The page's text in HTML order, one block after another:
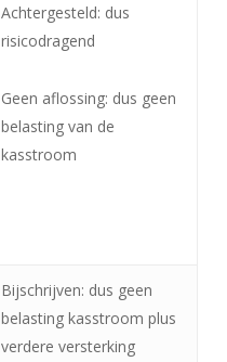
Achtergesteld: dus
risicodragend
Geen aflossing: dus geen
belasting van de
kasstroom
Bijschrijven: dus geen
belasting kasstroom plus
verdere versterking